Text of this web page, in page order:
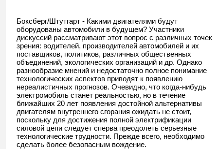
Боксберг/Штутгарт - Какими двигателями будут
оборудованы автомобили в будущем? Участники
дискуссий рассматривают этот вопрос с различных точек
зрения: водителей, производителей автомобилей и их
поставщиков, политиков, различных общественных
объединений, экологических организаций и др. Однако
разнообразие мнений и недостаточно полное понимание
технологических аспектов приводят к появлению
нереалистичных прогнозов. Очевидно, что когда-нибудь
электромобиль станет реальностью, но в течение
ближайших 20 лет появления достойной альтернативы
двигателям внутреннего сгорания ожидать не стоит,
поскольку для достижения полной электрификации
силовой цепи следует сперва преодолеть серьезные
технологические трудности. Прежде всего, необходимо
сделать более безопасным вождение.